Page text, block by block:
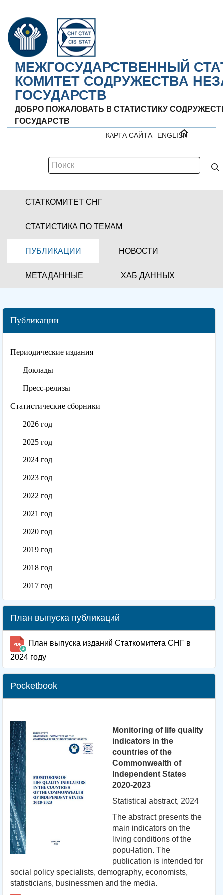
МЕЖГОСУДАРСТВЕННЫЙ
КОМИТЕТ СОДРУЖЕСТВА
ГОСУДАРСТВ
ДОБРО ПОЖАЛОВАТЬ В СТАТИСТИКУ
ГОСУДАРСТВ
ENGLISH
КАРТА САЙТА
СТАТКОМИТЕТ СНГ
СТАТИСТИКА ПО ТЕМАМ
ПУБЛИКАЦИИ НОВОСТИ
МЕТАДАННЫЕ ХАБ ДАННЫХ
Публикации
Периодические издания
Доклады
Пресс-релизы
Статистические сборники
2026 год
2025 год
2024 год
2023 год
2022 год
2021 год
2020 год
2019 год
2018 год
2017 год
План выпуска публикаций
План выпуска изданий Статкомитета СНГ в
2024 году
Pocketbook
Monitoring of life quality
indicators in the
countries of the
Commonwealth of
Independent States
2020-2023
Statistical abstract, 2024
The abstract presents the
main indicators on the
living conditions of the
popu-lation. The
publication is intended for
social policy specialists, demography, economists,
statisticians, businessmen and the media.